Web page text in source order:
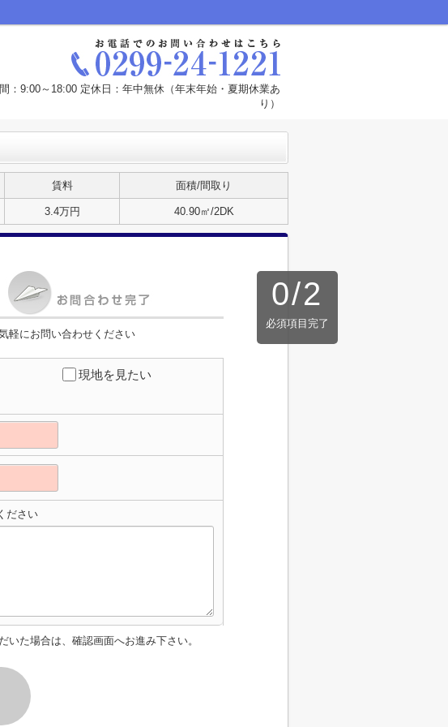
：9:00～18:00 定休日：年中無休（年末年始・夏期休業あ
り）
賃料 面積/間取り
3.4万円 40.90㎡/2DK
0/2
必須項目完了
軽にお問い合わせください
現地を見たい
ださい
た場合は、確認画面へお進み下さい。